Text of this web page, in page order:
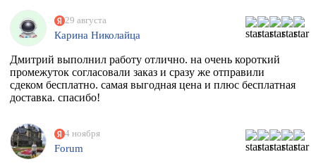
обращаться за помощью.
29 августа
Карина Николайца
Дмитрий выполнил работу отлично. на очень короткий
промежуток согласовали заказ и сразу же отправили
сдеком бесплатно. самая выгодная цена и плюс бесплатная
доставка. спасибо!
4 ноября
Forum